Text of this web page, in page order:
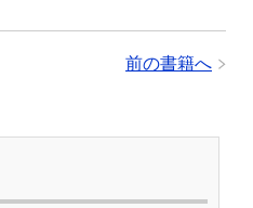
前の書籍へ